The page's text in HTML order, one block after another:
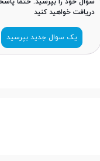
دریافت خواهید کنید
یک سوال جدید بپرسید